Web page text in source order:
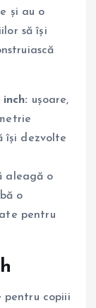
și au o
să își
ușoare,
își dezvolte
aleagă o
o
pentru
pentru copiii